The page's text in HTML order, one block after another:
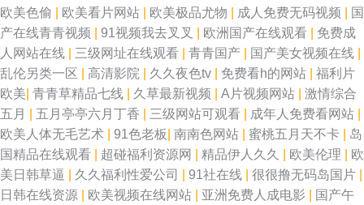
欧美色偷
欧美看片网站 欧美极品尤物 成人免费无码视频
国
产在线青青视频
91视频我去叉叉 欧洲国产在线观看
免费成
人网站在线
三级网址在线观看 青青国产 国产美女视频在线
乱伦另类一区
高清影院 久久夜色tv 免费看h的网站
福利片
欧美 青青草精品七线 久草最新视频 A片视频网站
激情综合
五月
五月亭亭六月丁香 三级网站可观看 成年人免费看网站
欧美人体无毛艺术
91色老板 南南色网站 蜜桃五月天不卡
岛
国精品在线观看
超碰福利资源网 精品伊人久久 欧美伦理
欧
美日韩草逼
久久福利性爱公司 91社在线 很很撸无码岛国片
日韩在线资源
欧美视频在线网站 亚洲免费人成电影
国产午